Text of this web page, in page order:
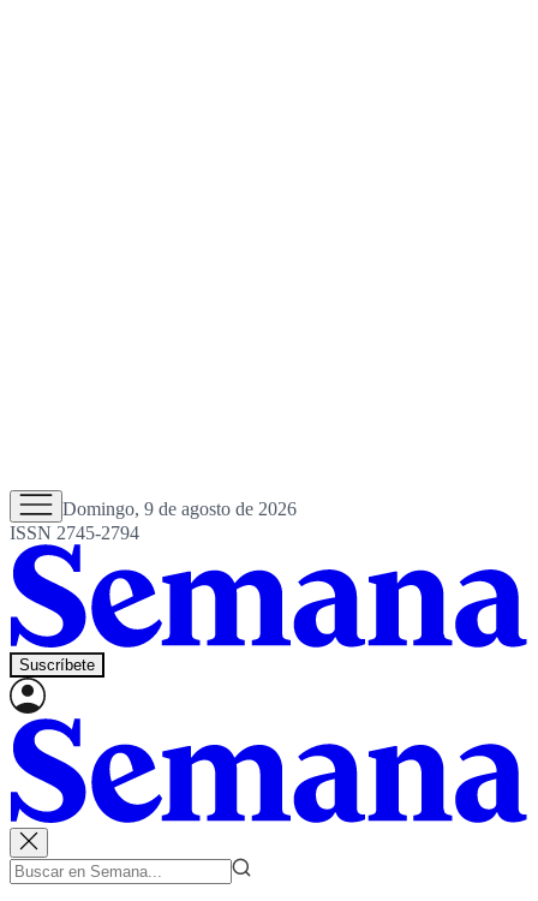
Domingo, 9 de agosto de 2026
ISSN 2745-2794
Suscríbete